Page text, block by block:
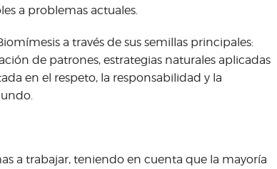
a problemas actuales.
a través de sus semillas principales:
de patrones, estrategias naturales aplicadas
en el respeto, la responsabilidad y la
a trabajar, teniendo en cuenta que la mayoría